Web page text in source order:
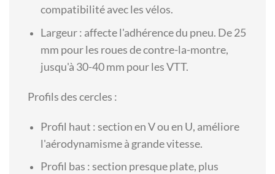
compatibilité avec les vélos.
Largeur : affecte l'adhérence du pneu. De 25
mm pour les roues de contre-la-montre,
jusqu'à 30-40 mm pour les VTT.
Profils des cercles :
Profil haut : section en V ou en U, améliore
l'aérodynamisme à grande vitesse.
Profil bas : section presque plate, plus